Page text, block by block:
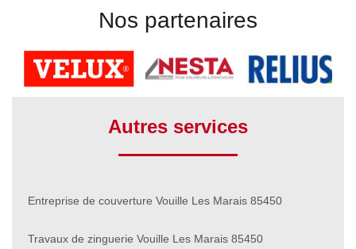
Nos partenaires
Autres services
Entreprise de couverture Vouille Les Marais 85450
Travaux de zinguerie Vouille Les Marais 85450